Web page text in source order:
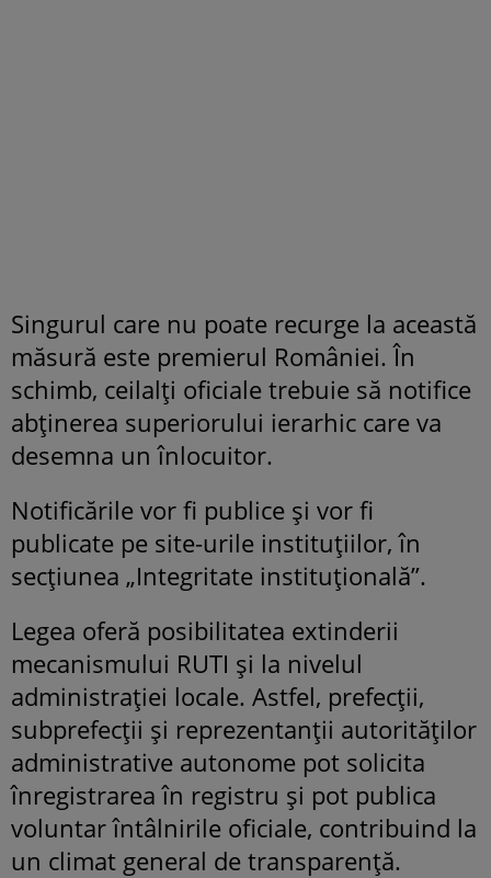
Singurul care nu poate recurge la această
măsură este premierul României. În
schimb, ceilalți oficiale trebuie să notifice
abținerea superiorului ierarhic care va
desemna un înlocuitor.
Notificările vor fi publice și vor fi
publicate pe site-urile instituțiilor, în
secțiunea „Integritate instituțională”.
Legea oferă posibilitatea extinderii
mecanismului RUTI și la nivelul
administrației locale. Astfel, prefecții,
subprefecții și reprezentanții autorităților
administrative autonome pot solicita
înregistrarea în registru și pot publica
voluntar întâlnirile oficiale, contribuind la
un climat general de transparență.